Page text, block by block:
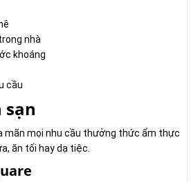
nhà
khoáng
cầu
sạn
mãn mọi nhu cầu thưởng thức ẩm thực
ăn tối hay dạ tiệc.